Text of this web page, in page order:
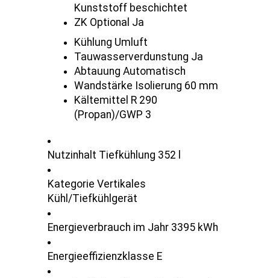
Kunststoff beschichtet
ZK Optional Ja
Kühlung Umluft
Tauwasserverdunstung Ja
Abtauung Automatisch
Wandstärke Isolierung 60 mm
Kältemittel R 290
(Propan)/GWP 3
Nutzinhalt Tiefkühlung 352 l
Kategorie Vertikales
Kühl/Tiefkühlgerät
Energieverbrauch im Jahr 3395 kWh
Energieeffizienzklasse E